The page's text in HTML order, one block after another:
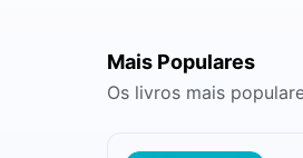
Mais Populares
Os livros mais